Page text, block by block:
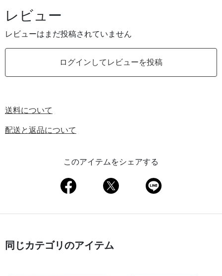
レビュー
レビューはまだ投稿されていません
ログインしてレビューを投稿
送料について
配送と返品について
このアイテムをシェアする
同じカテゴリのアイテム